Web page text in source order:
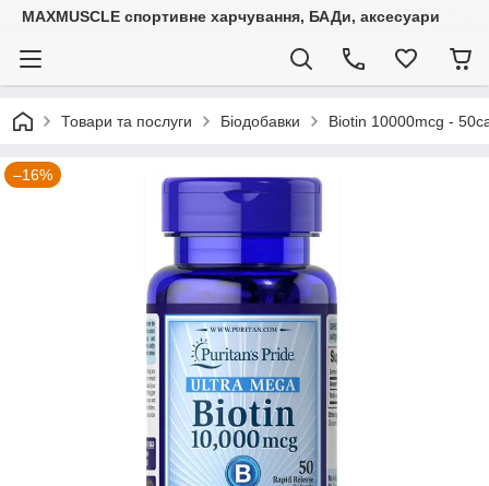
MAXMUSCLE спортивне харчування, БАДи, аксесуари
Товари та послуги Біодобавки Biotin 10000mcg -
–16%